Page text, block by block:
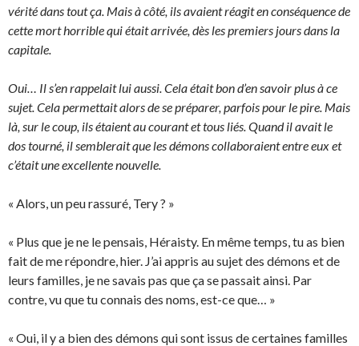
vérité dans tout ça. Mais à côté, ils avaient réagit en conséquence de
cette mort horrible qui était arrivée, dès les premiers jours dans la
capitale.
Oui… Il s’en rappelait lui aussi. Cela était bon d’en savoir plus à ce
sujet. Cela permettait alors de se préparer, parfois pour le pire. Mais
là, sur le coup, ils étaient au courant et tous liés. Quand il avait le
dos tourné, il semblerait que les démons collaboraient entre eux et
c’était une excellente nouvelle.
« Alors, un peu rassuré, Tery ? »
« Plus que je ne le pensais, Héraisty. En même temps, tu as bien
fait de me répondre, hier. J’ai appris au sujet des démons et de
leurs familles, je ne savais pas que ça se passait ainsi. Par
contre, vu que tu connais des noms, est-ce que… »
« Oui, il y a bien des démons qui sont issus de certaines familles